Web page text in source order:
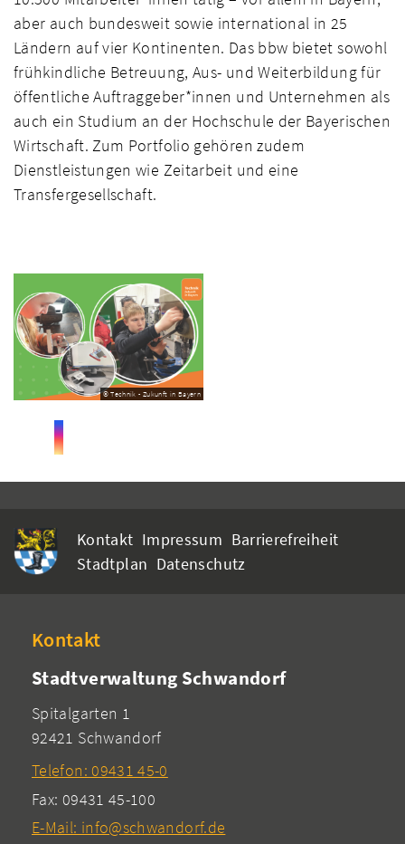
aber auch bundesweit sowie international in 25
Ländern auf vier Kontinenten. Das bbw bietet sowohl
frühkindliche Betreuung, Aus- und Weiterbildung für
öffentliche Auftraggeber*innen und Unternehmen als
auch ein Studium an der Hochschule der Bayerischen
Wirtschaft. Zum Portfolio gehören zudem
Dienstleistungen wie Zeitarbeit und eine
Transfergesellschaft.
© Technik - Zukunft in Bayern
Kontakt Impressum Barrierefreiheit
Stadtplan Datenschutz
Kontakt
Stadtverwaltung Schwandorf
Spitalgarten 1
92421 Schwandorf
Telefon: 09431 45-0
Fax: 09431 45-100
E-Mail: info@schwandorf.de